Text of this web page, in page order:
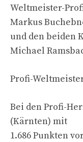
Weltmeister-
Markus
und den beiden
Michael
Profi-
Bei den Profi-
(Kärnten) mit
1.686 Punkten